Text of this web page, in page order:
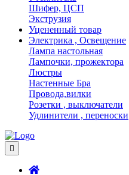
Шифер, ЦСП
Экструзия
Уцененный товар
Электрика , Освещение
Лампа настольная
Лампочки, прожектора
Люстры
Настенные Бра
Провода,вилки
Розетки , выключатели
Удлинители , переноски